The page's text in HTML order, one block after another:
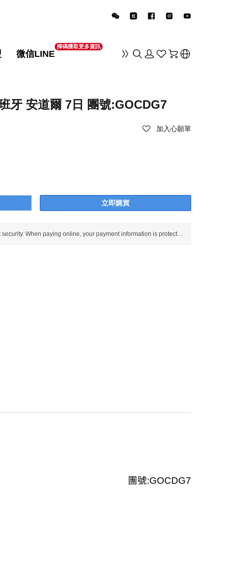
微信LINE
掃碼獲取更多資訊
牙 安道爾 7日 團號:GOCDG7
加入心願單
立即購買
Use SSL protocol to ensure payment security. When paying online, your payment information is protected.
團號:GOCDG7